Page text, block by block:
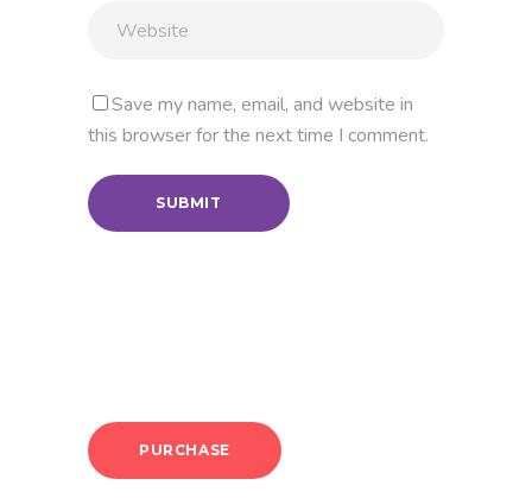
Save my name, email, and website in
this browser for the next time I comment.
PURCHASE